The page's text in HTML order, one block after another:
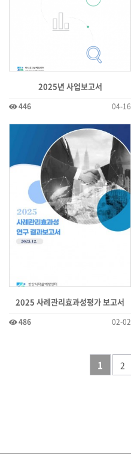
2025년 사업보고서
446 04-16
2025 사례관리효과성평가 보고서
486 02-02
1 2